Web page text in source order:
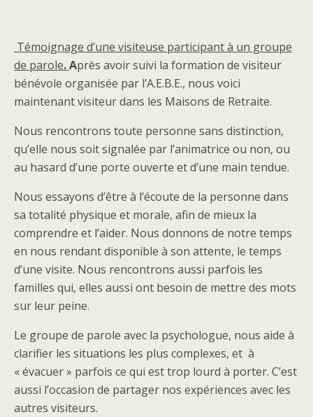
Témoignage d’une visiteuse participant à un groupe
de parole.Après avoir suivi la formation de visiteur
bénévole organisée par l’A.E.B.E., nous voici
maintenant visiteur dans les Maisons de Retraite.
Nous rencontrons toute personne sans distinction,
qu’elle nous soit signalée par l’animatrice ou non, ou
au hasard d’une porte ouverte et d’une main tendue.
Nous essayons d’être à l’écoute de la personne dans
sa totalité physique et morale, afin de mieux la
comprendre et l’aider. Nous donnons de notre temps
en nous rendant disponible à son attente, le temps
d’une visite. Nous rencontrons aussi parfois les
familles qui, elles aussi ont besoin de mettre des mots
sur leur peine.
Le groupe de parole avec la psychologue, nous aide à
clarifier les situations les plus complexes, et à
« évacuer » parfois ce qui est trop lourd à porter. C’est
aussi l’occasion de partager nos expériences avec les
autres visiteurs.